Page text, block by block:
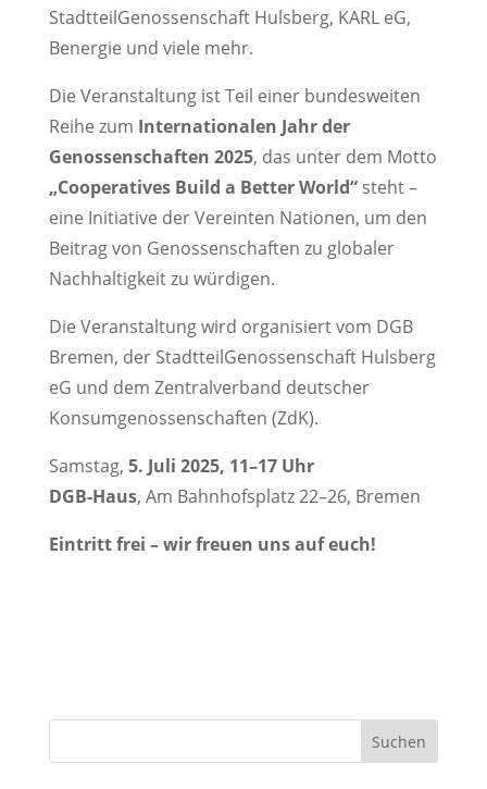
StadtteilGenossenschaft Hulsberg, KARL eG,
Benergie und viele mehr.
Die Veranstaltung ist Teil einer bundesweiten
Reihe zum Internationalen Jahr der
Genossenschaften 2025, das unter dem Motto
„Cooperatives Build a Better World“steht –
eine Initiative der Vereinten Nationen, um den
Beitrag von Genossenschaften zu globaler
Nachhaltigkeit zu würdigen.
Die Veranstaltung wird organisiert vom DGB
Bremen, der StadtteilGenossenschaft Hulsberg
eG und dem Zentralverband deutscher
Konsumgenossenschaften (ZdK).
Samstag, 5. Juli 2025, 11–17 Uhr
DGB-Haus, Am Bahnhofsplatz 22–26, Bremen
Eintritt frei – wir freuen uns auf euch!
Suchen